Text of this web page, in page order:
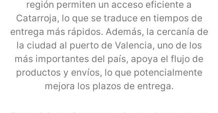
región permiten un acceso eficiente a
Catarroja, lo que se traduce en tiempos de
entrega más rápidos. Además, la cercanía de
la ciudad al puerto de Valencia, uno de los
más importantes del país, apoya el flujo de
productos y envíos, lo que potencialmente
mejora los plazos de entrega.